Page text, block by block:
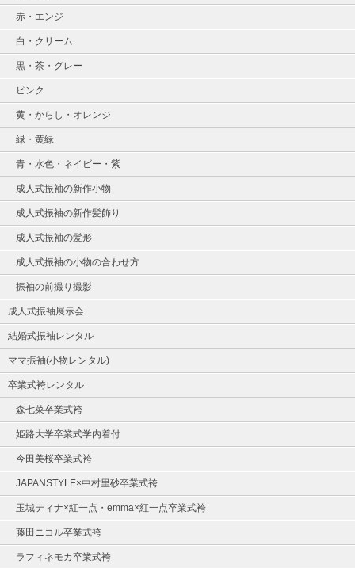
赤・エンジ
白・クリーム
黒・茶・グレー
ピンク
黄・からし・オレンジ
緑・黄緑
青・水色・ネイビー・紫
成人式振袖の新作小物
成人式振袖の新作髪飾り
成人式振袖の髪形
成人式振袖の小物の合わせ方
振袖の前撮り撮影
成人式振袖展示会
結婚式振袖レンタル
ママ振袖(小物レンタル)
卒業式袴レンタル
森七菜卒業式袴
姫路大学卒業式学内着付
今田美桜卒業式袴
JAPANSTYLE×中村里砂卒業式袴
玉城ティナ×紅一点・emma×紅一点卒業式袴
藤田ニコル卒業式袴
ラフィネモカ卒業式袴